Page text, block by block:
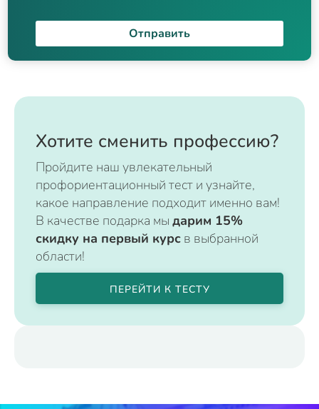
Отправить
Хотите сменить профессию?
Пройдите наш увлекательный
профориентационный тест и узнайте,
какое направление подходит именно вам!
В качестве подарка мы дарим 15%
скидку на первый курс в выбранной
области!
ПЕРЕЙТИ К ТЕСТУ